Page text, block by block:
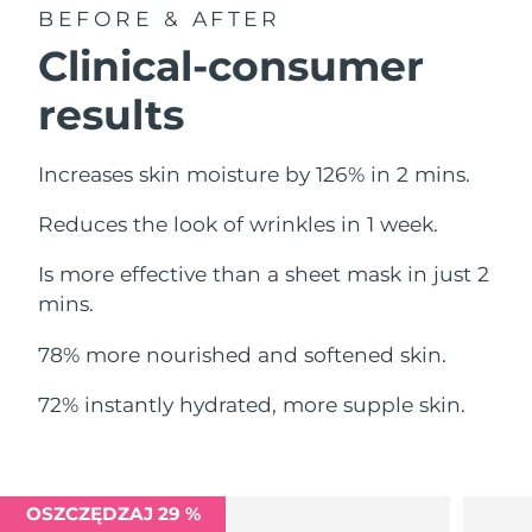
BEFORE & AFTER
Clinical-consumer
results
Increases skin moisture by 126% in 2 mins.
Reduces the look of wrinkles in 1 week.
Is more effective than a sheet mask in just 2
mins.
78% more nourished and softened skin.
72% instantly hydrated, more supple skin.
OSZCZĘDZAJ 29 %
Liban
Oczekiwany czas dostawy
Luksemburg
10/08/2026
SRA Makau (Chiny)
Oczekiwany czas dostawy
Malezja
Oczekiwany czas dostawy
Monako